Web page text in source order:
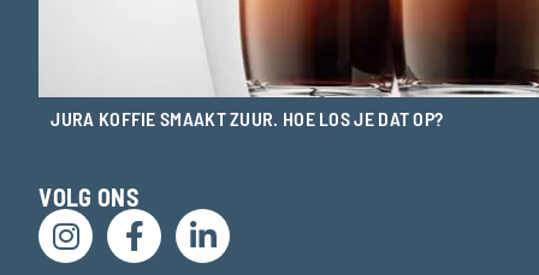
JURA KOFFIE SMAAKT ZUUR. HOE LOS JE DAT OP?
VOLG ONS